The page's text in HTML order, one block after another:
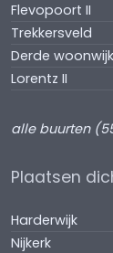
Flevopoort II
Trekkersveld
Derde woonwijk
Lorentz II
alle buurten
Plaatsen
Harderwijk
Nijkerk